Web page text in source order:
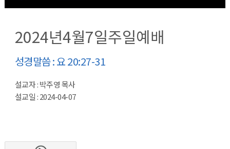
2024년4월7일주일예배
성경말씀 : 요 20:27-31
설교자 : 박주영 목사
설교일 : 2024-04-07